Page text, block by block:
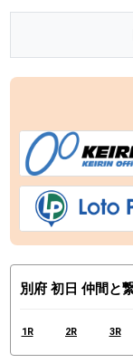
別府 初日 仲間と
1R 2R 3R